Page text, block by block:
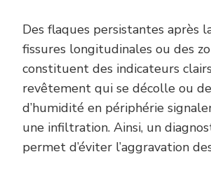
Des flaques persistantes après
fissures longitudinales ou des
constituent des indicateurs
revêtement qui se décolle ou
d’humidité en périphérie
une infiltration. Ainsi, un
permet d’éviter l’aggravation